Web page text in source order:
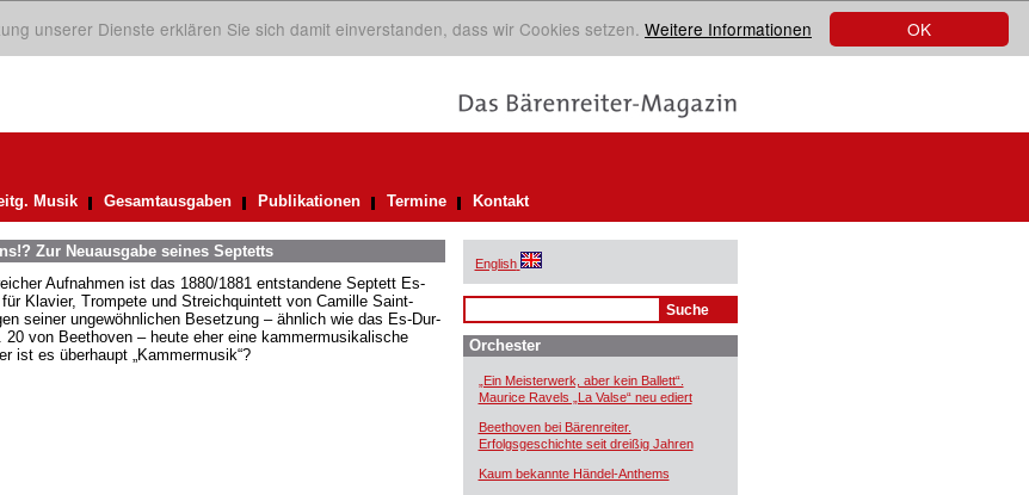
OK
unserer Dienste erklären Sie sich damit einverstanden, dass wir Cookies setzen. Weitere Informationen
Musik Gesamtausgaben Publikationen Termine Kontakt
Zur Neuausgabe seines Septetts
Aufnahmen ist das 1880/1881 entstandene Septett Es-
für Klavier, Trompete und Streichquintett von Camille Saint-
seiner ungewöhnlichen Besetzung – ähnlich wie das Es-Dur-
20 von Beethoven – heute eher eine kammermusikalische
ist es überhaupt „Kammermusik“?
English
Orchester
„Ein Meisterwerk, aber kein Ballett“.
Maurice Ravels „La Valse“ neu ediert
Beethoven bei Bärenreiter.
Erfolgsgeschichte seit dreißig Jahren
Kaum bekannte Händel-Anthems